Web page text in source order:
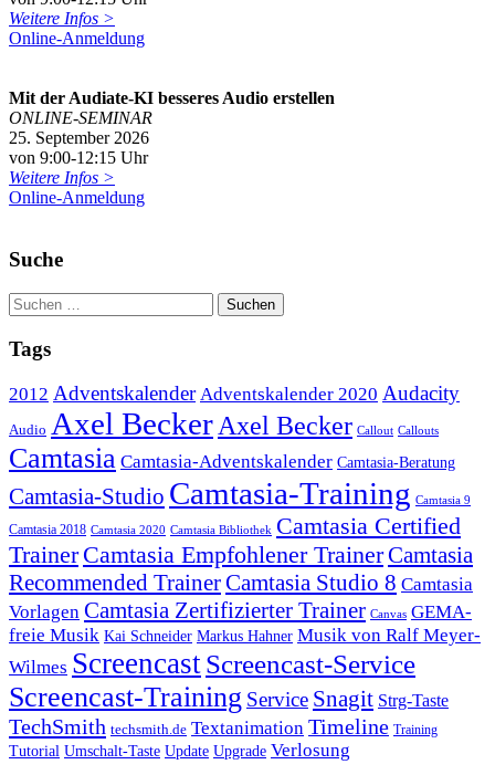
Weitere Infos >
Online-Anmeldung
Mit der Audiate-KI besseres Audio erstellen
ONLINE-SEMINAR
25. September 2026
von 9:00-12:15 Uhr
Weitere Infos >
Online-Anmeldung
Suche
Tags
2012 Adventskalender Adventskalender 2020 Audacity
Audio Axel BeckerAxel Becker Callout Callouts
Camtasia Camtasia-Adventskalender Camtasia-Beratung
Camtasia-Studio Camtasia-Training Camtasia 9
Camtasia 2018 Camtasia 2020 Camtasia Bibliothek Camtasia Certified
Trainer Camtasia Empfohlener TrainerCamtasia
Recommended TrainerCamtasia Studio 8 Camtasia
Vorlagen Camtasia Zertifizierter Trainer Canvas GEMA-
freie Musik Kai Schneider Markus Hahner Musik von Ralf Meyer-
Wilmes ScreencastScreencast-Service
Screencast-Training Service Snagit Strg-Taste
TechSmith techsmith.de Textanimation Timeline Training
Tutorial Umschalt-Taste Update Upgrade Verlosung